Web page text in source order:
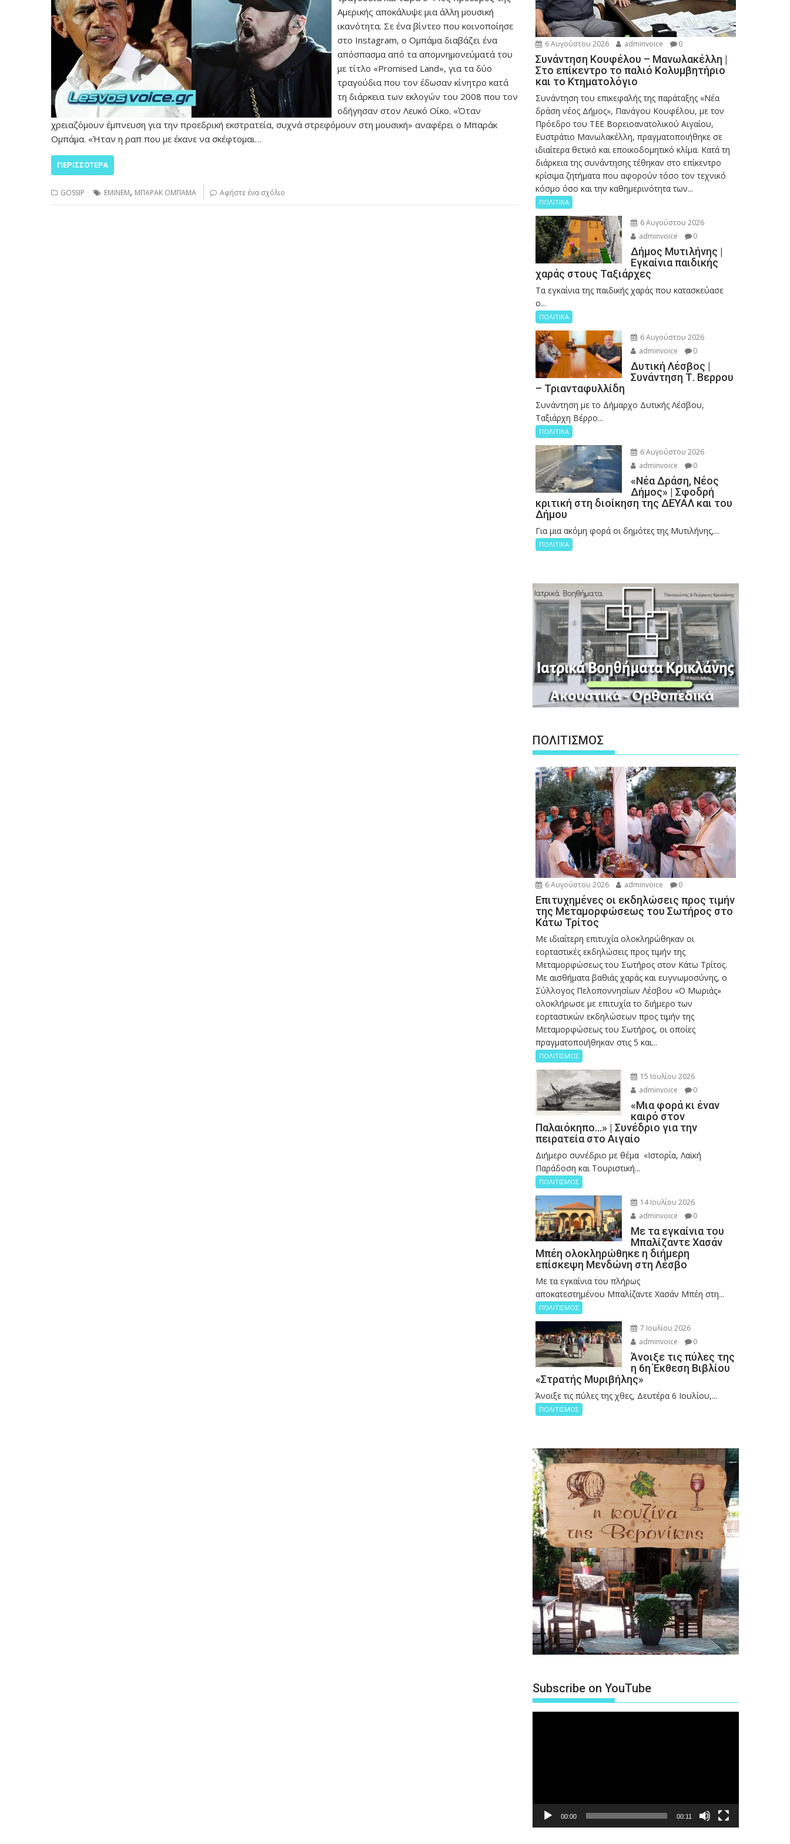
Αμερικής αποκάλυψε μια άλλη μουσική
ικανότητα. Σε ένα βίντεο που κοινοποίησε
στο Instagram, ο Ομπάμα διαβάζει ένα
απόσπασμα από τα απομνημονεύματά του
με τίτλο «Promised Land», για τα δύο
τραγούδια που τον έδωσαν κίνητρο κατά
τη διάρκεια των εκλογών του 2008 που τον
οδήγησαν στον Λευκό Οίκο. «Όταν
χρειαζόμουν έμπνευση για την προεδρική εκστρατεία, συχνά στρεφόμουν στη μουσική» αναφέρει ο Μπαράκ
Ομπάμα. «Ήταν η ραπ που με έκανε να σκέφτομαι…
ΠΕΡΙΣΣΌΤΕΡΑ
GOSSIP ΕΜΙΝΕΜ, ΜΠΑΡΑΚ ΟΜΠΑΜΑ Αφήστε ένα σχόλιο
6 Αυγούστου 2026 adminvoice 0
Συνάντηση Κουφέλου – Μανωλακέλλη |
Στο επίκεντρο το παλιό Κολυμβητήριο
και το Κτηματολόγιο
Συνάντηση του επικεφαλής της παράταξης «Νέα
δράση νέος Δήμος», Πανάγου Κουφέλου, με τον
Πρόεδρο του ΤΕΕ Βορειοανατολικού Αιγαίου,
Ευστράτιο Μανωλακέλλη, πραγματοποιήθηκε σε
ιδιαίτερα θετικό και εποικοδομητικό κλίμα. Κατά τη
διάρκεια της συνάντησης τέθηκαν στο επίκεντρο
κρίσιμα ζητήματα που αφορούν τόσο τον τεχνικό
κόσμο όσο και την καθημερινότητα των...
ΠΟΛΙΤΙΚΑ
6 Αυγούστου 2026
adminvoice
0
Δήμος Μυτιλήνης |
Εγκαίνια παιδικής
χαράς στους Ταξιάρχες
Tα εγκαίνια της παιδικής χαράς που κατασκεύασε
ο...
ΠΟΛΙΤΙΚΑ
6 Αυγούστου 2026
adminvoice
0
Δυτική Λέσβος |
Συνάντηση Τ. Βερρου
– Τριανταφυλλίδη
Συνάντηση με το Δήμαρχο Δυτικής Λέσβου,
Ταξιάρχη Βέρρο...
ΠΟΛΙΤΙΚΑ
6 Αυγούστου 2026
adminvoice
0
«Νέα Δράση, Νέος
Δήμος» | Σφοδρή
κριτική στη διοίκηση της ΔΕΥΑΛ και του
Δήμου
Για μια ακόμη φορά οι δημότες της Μυτιλήνης,...
ΠΟΛΙΤΙΚΑ
ΠΟΛΙΤΙΣΜΟΣ
6 Αυγούστου 2026 adminvoice 0
Επιτυχημένες οι εκδηλώσεις προς τιμήν
της Μεταμορφώσεως του Σωτήρος στο
Κάτω Τρίτος
Με ιδιαίτερη επιτυχία ολοκληρώθηκαν οι
εορταστικές εκδηλώσεις προς τιμήν της
Μεταμορφώσεως του Σωτήρος στον Κάτω Τρίτος.
Με αισθήματα βαθιάς χαράς και ευγνωμοσύνης, ο
Σύλλογος Πελοποννησίων Λέσβου «Ο Μωριάς»
ολοκλήρωσε με επιτυχία το διήμερο των
εορταστικών εκδηλώσεων προς τιμήν της
Μεταμορφώσεως του Σωτήρος, οι οποίες
πραγματοποιήθηκαν στις 5 και...
ΠΟΛΙΤΙΣΜΟΣ
15 Ιουλίου 2026
adminvoice
0
«Μια φορά κι έναν
καιρό στον
Παλαιόκηπο…» | Συνέδριο για την
πειρατεία στο Αιγαίο
Διήμερο συνέδριο με θέμα «Ιστορία, Λαϊκή
Παράδοση και Τουριστική...
ΠΟΛΙΤΙΣΜΟΣ
14 Ιουλίου 2026
adminvoice
0
Με τα εγκαίνια του
Μπαλίζαντε Χασάν
Μπέη ολοκληρώθηκε η διήμερη
επίσκεψη Μενδώνη στη Λέσβο
Με τα εγκαίνια του πλήρως
αποκατεστημένου Μπαλίζαντε Χασάν Μπέη στη...
ΠΟΛΙΤΙΣΜΟΣ
7 Ιουλίου 2026
adminvoice
0
Άνοιξε τις πύλες της
η 6η Έκθεση Βιβλίου
«Στρατής Μυριβήλης»
Άνοιξε τις πύλες της χθες, Δευτέρα 6 Ιουλίου,...
ΠΟΛΙΤΙΣΜΟΣ
Subscribe on YouTube
00:00 00:11